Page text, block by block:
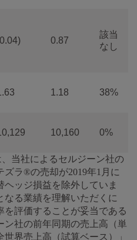
0.87
該当
なし
1.18 38%
10,160 0%
当社によるセルジーン社の
ラ®の売却が2019年1月に
ッジ損益を除外していま
る業績を理解いただくに
評価することが妥当である
ン社の前年同期の売上高（単
界売上高（試算ベース）」